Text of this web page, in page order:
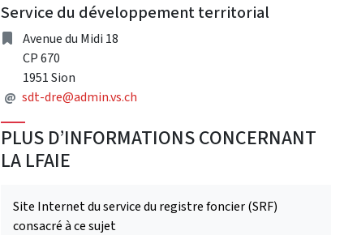
Service du développement territorial
Address
Avenue du Midi 18
CP 670
1951 Sion
@ Mail
sdt-dre@admin.vs.ch
PLUS D’INFORMATIONS CONCERNANT
LA LFAIE
Site Internet du service du registre foncier (SRF)
consacré à ce sujet